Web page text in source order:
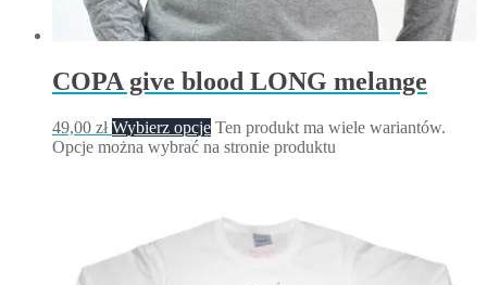
COPA give blood LONG melange
49,00 zł Wybierz opcje Ten produkt ma wiele wariantów.
Opcje można wybrać na stronie produktu